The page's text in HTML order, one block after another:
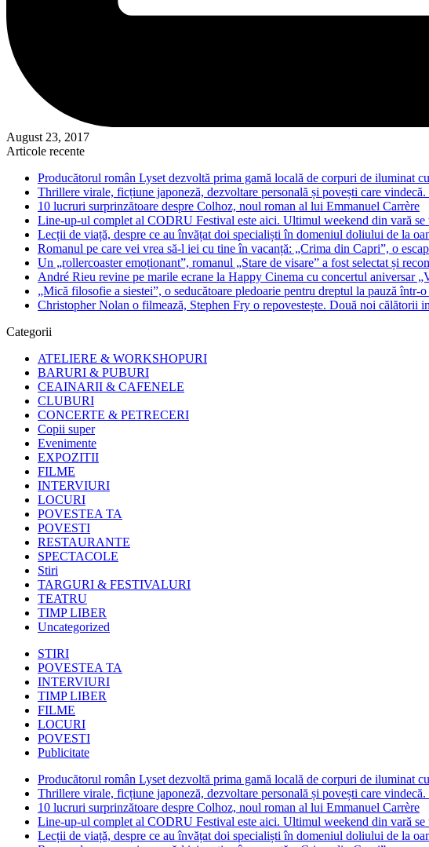
August 23, 2017
Articole recente
Producătorul român Lyset dezvoltă prima gamă locală de corpuri de iluminat
Thrillere virale, ficțiune japoneză, dezvoltare personală și povești care
10 lucruri surprinzătoare despre Colhoz, noul roman al lui Emmanuel Carrère
Line-up-ul complet al CODRU Festival este aici. Ultimul weekend din vară se
Lecții de viață, despre ce au învățat doi specialiști în domeniul doliului de la
Romanul pe care vei vrea să-l iei cu tine în vacanță: „Crima din Capri”, o
Un „rollercoaster emoționant”, romanul „Stare de visare” a fost selectat și
André Rieu revine pe marile ecrane la Happy Cinema cu concertul aniversar
„Mică filosofie a siestei”, o seducătoare pledoarie pentru dreptul la pauză într-
Christopher Nolan o filmează, Stephen Fry o repovestește. Două noi călătorii
Categorii
ATELIERE & WORKSHOPURI
BARURI & PUBURI
CEAINARII & CAFENELE
CLUBURI
CONCERTE & PETRECERI
Copii super
Evenimente
EXPOZITII
FILME
INTERVIURI
LOCURI
POVESTEA TA
POVESTI
RESTAURANTE
SPECTACOLE
Stiri
TARGURI & FESTIVALURI
TEATRU
TIMP LIBER
Uncategorized
STIRI
POVESTEA TA
INTERVIURI
TIMP LIBER
FILME
LOCURI
POVESTI
Publicitate
Producătorul român Lyset dezvoltă prima gamă locală de corpuri de iluminat
Thrillere virale, ficțiune japoneză, dezvoltare personală și povești care
10 lucruri surprinzătoare despre Colhoz, noul roman al lui Emmanuel Carrère
Line-up-ul complet al CODRU Festival este aici. Ultimul weekend din vară se
Lecții de viață, despre ce au învățat doi specialiști în domeniul doliului de la